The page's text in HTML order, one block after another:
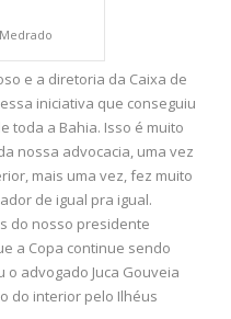
e a diretoria da Caixa de
iniciativa que conseguiu
toda a Bahia. Isso é muito
nossa advocacia, uma vez
mais uma vez, fez muito
de igual pra igual.
do nosso presidente
a Copa continue sendo
advogado Juca Gouveia
do interior pelo Ilhéus